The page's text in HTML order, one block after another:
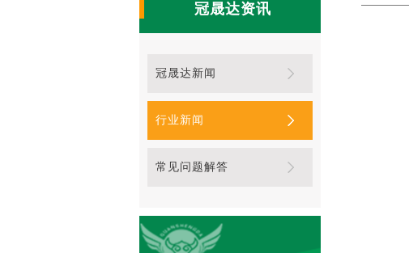
冠晟达资讯
冠晟达新闻
行业新闻
常见问题解答